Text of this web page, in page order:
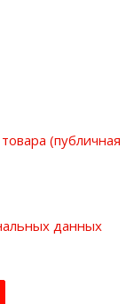
(публичная
данных